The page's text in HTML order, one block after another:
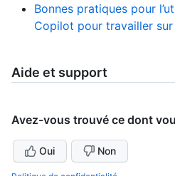
Bonnes pratiques pour
Copilot pour travailler
Aide et support
Avez-vous trouvé ce dont
Oui Non